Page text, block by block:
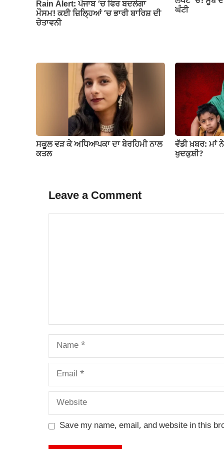
Rain Alert: ਪੰਜਾਬ ‘ਚ ਫਿਰ ਬਦਲੇਗਾ
ਮੌਸਮ! ਕਈ ਜ਼ਿਲ੍ਹਿਆਂ ‘ਚ ਭਾਰੀ ਬਾਰਿਸ਼ ਦੀ
ਚੇਤਾਵਨੀ
ਘੰਟੀ
ਸਕੂਲ ਵੜ ਕੇ ਅਧਿਆਪਕਾ ਦਾ ਬੇਰਹਿਮੀ ਨਾਲ
ਕਤਲ
ਵੱਡੀ ਖ਼ਬਰ: ਮਾਂ
ਖੁਦਕੁਸ਼ੀ?
Leave a Comment
Name
Email
Website
Save my name, email, and website in this